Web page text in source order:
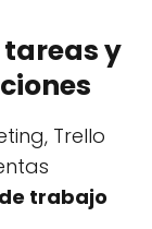
tareas y
Trello
trabajo